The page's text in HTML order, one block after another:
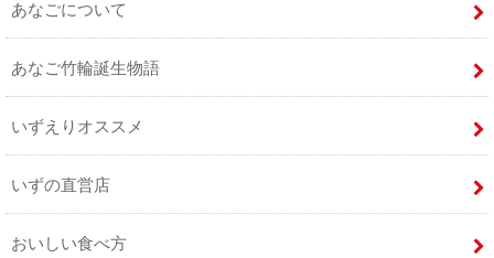
あなごについて
あなご竹輪誕生物語
いずえりオススメ
いずの直営店
おいしい食べ方